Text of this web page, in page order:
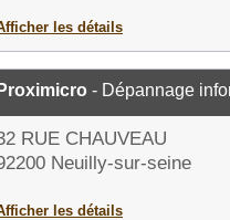
les détails
Proximicro - Dépannage
RUE CHAUVEAU
Neuilly-sur-seine
les détails